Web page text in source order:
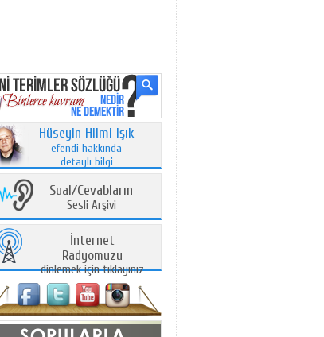
Hüseyin Hilmi Işık
efendi hakkında
detaylı bilgi
Sual/Cevabların
Sesli Arşivi
İnternet
Radyomuzu
dinlemek için tıklayınız